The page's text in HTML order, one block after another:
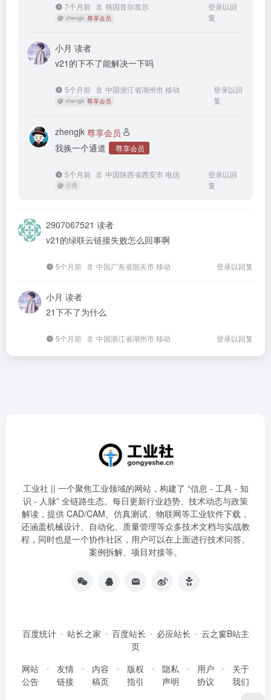
7个月前 韩国首尔首尔
@ zhengjk 尊享会员
登录以回
复
小月 读者
v21的下不了能解决一下吗
5个月前 中国浙江省湖州市 移动
@ zhengjk 尊享会员
登录以回
复
zhengjk 尊享会员
我换一个通道
尊享会员
5个月前 中国陕西省西安市 电信
@ 小月
登录以回
复
2907067521 读者
v21的绿联云链接失败怎么回事啊
5个月前 中国广东省韶关市 移动 登录以回复
小月 读者
21下不了为什么
5个月前 中国浙江省湖州市 移动 登录以回复
工业社 || 一个聚焦工业领域的网站，构建了 “信息 - 工具 - 知
识 - 人脉” 全链路生态。每日更新行业趋势、技术动态与政策
解读，提供 CAD/CAM、仿真测试、物联网等工业软件下载，
还涵盖机械设计、自动化、质量管理等众多技术文档与实战教
程，同时也是一个协作社区，用户可以在上面进行技术问答、
案例拆解、项目对接等。
百度统计 站长之家 百度站长 必应站长
云之窗B站主
页
网站
公告
友情
链接
内容
稿页
版权
指引
隐私
声明
用户
协议
关于
我们